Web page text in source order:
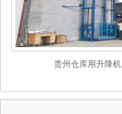
贵州仓库用升降机